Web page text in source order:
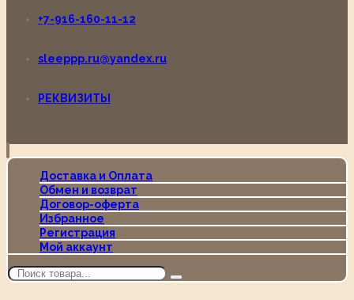
+7-916-160-11-12
sleeppp.ru@yandex.ru
РЕКВИЗИТЫ
Доставка и Оплата
Обмен и возврат
Договор-оферта
Избранное
Регистрация
Мой аккаунт